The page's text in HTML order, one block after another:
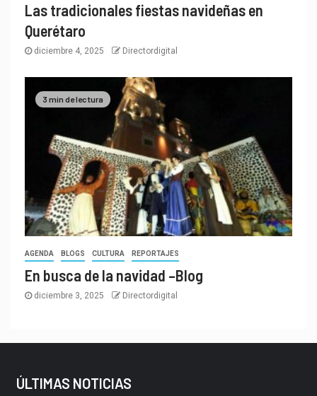
Las tradicionales fiestas navideñas en
Querétaro
diciembre 4, 2025 Directordigital
3 min de lectura
AGENDA BLOGS CULTURA REPORTAJES
En busca de la navidad –Blog
diciembre 3, 2025 Directordigital
ÚLTIMAS NOTICIAS